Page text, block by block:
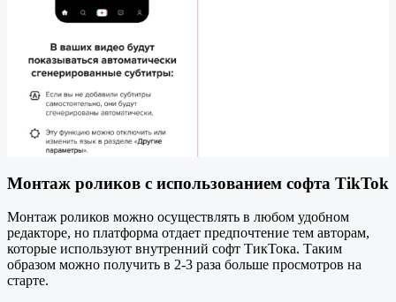
Монтаж роликов с использованием софта TikTok
Монтаж роликов можно осуществлять в любом удобном
редакторе, но платформа отдает предпочтение тем авторам,
которые используют внутренний софт ТикТока. Таким
образом можно получить в 2-3 раза больше просмотров на
старте.